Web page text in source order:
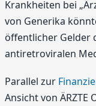
Krankheiten bei
von Generika
öffentlicher Gelder
antiretroviralen
Parallel zur
Ansicht von ÄRZTE